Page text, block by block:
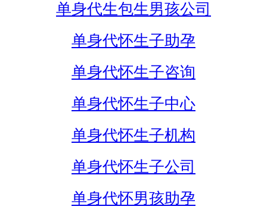
单身代生包生男孩公司
单身代怀生子助孕
单身代怀生子咨询
单身代怀生子中心
单身代怀生子机构
单身代怀生子公司
单身代怀男孩助孕